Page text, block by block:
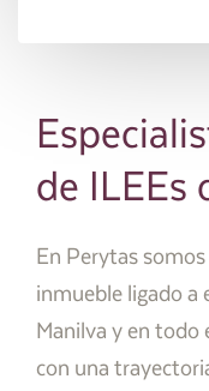
de ILEEs
En Perytas
inmueble ligado a
Manilva y en
con una